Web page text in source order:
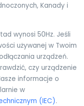
Kanady i
wynosi 50Hz. Jeśli
używanej w Twoim
urządzeń.
czy urządzenie
informacje o
w
(IEC).